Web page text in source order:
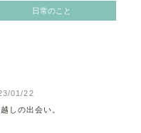
日常のこと
01/22
しの出会い。